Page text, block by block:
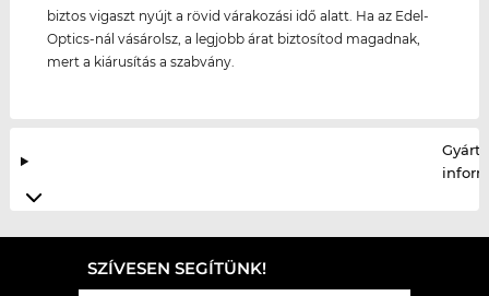
biztos vigaszt nyújt a rövid várakozási idő alatt. Ha az Edel-
Optics-nál vásárolsz, a legjobb árat biztosítod magadnak,
mert a kiárusítás a szabvány.
SZÍVESEN SEGÍTÜNK!